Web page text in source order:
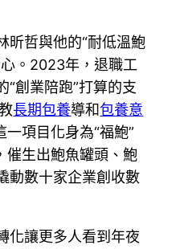
昕哲與他的“耐低溫鮑
。2023年，退職工
“創業陪跑”打算的支
長期包養導和包養意
一項目化身為“福鮑”
催生出鮑魚罐頭、鮑
動數十家企業創收數
化讓更多人看到年夜